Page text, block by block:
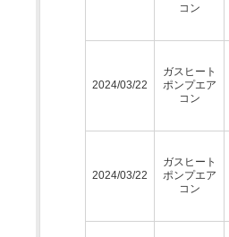
コン
2024/03/22
ガスヒート
ポンプエア
コン
2024/03/22
ガスヒート
ポンプエア
コン